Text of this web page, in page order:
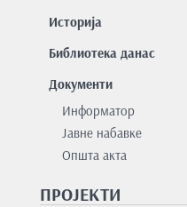
Историја
Библиотека данас
Документи
Информатор
Јавне набавке
Општа акта
ПРОЈЕКТИ